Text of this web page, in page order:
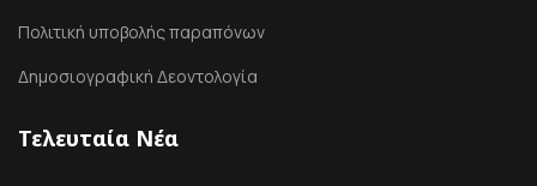
Πολιτική υποβολής παραπόνων
Δημοσιογραφική Δεοντολογία
Τελευταία Νέα